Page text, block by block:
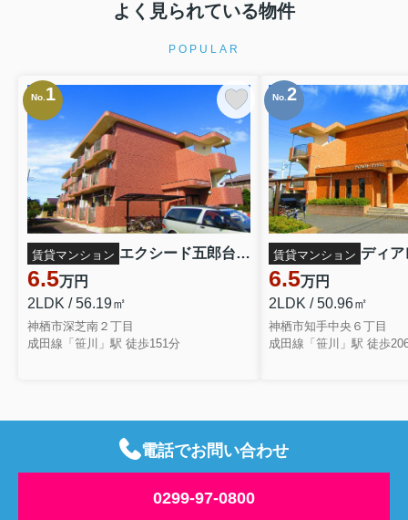
よく見られている物件
POPULAR
No. 1
賃貸マンション エクシード五郎台 104
6.5万円
2LDK / 56.19㎡
神栖市深芝南２丁目
成田線「笹川」駅 徒歩151分
No. 2
賃貸マンション
6.5万円
2LDK / 50.96㎡
神栖市知手中央６丁目
成田線「笹川」駅 徒歩
電話でお問い合わせ
0299-97-0800